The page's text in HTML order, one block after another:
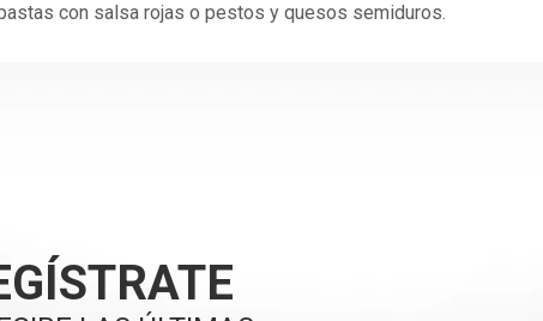
con salsa rojas o pestos y quesos semiduros.